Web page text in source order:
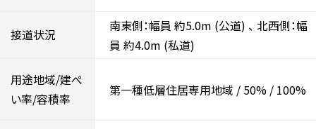
接道状況
南東側：幅員 約5.0m (公道) 、 北西側：幅
員 約4.0m (私道)
用途地域/建ぺ
い率/容積率
第一種低層住居専用地域 / 50% / 100%